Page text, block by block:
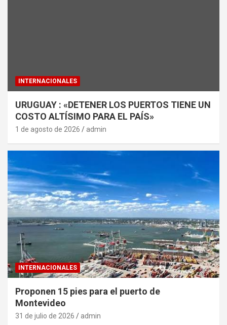
INTERNACIONALES
URUGUAY : «DETENER LOS PUERTOS TIENE UN
COSTO ALTÍSIMO PARA EL PAÍS»
1 de agosto de 2026 admin
INTERNACIONALES
Proponen 15 pies para el puerto de
Montevideo
31 de julio de 2026 admin